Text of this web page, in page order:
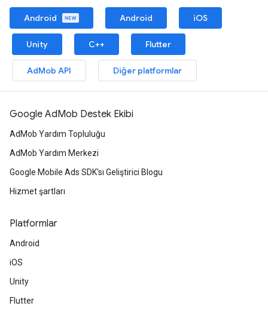
Android Android iOS
Unity C++ Flutter
AdMob API Diğer platformlar
Google AdMob Destek Ekibi
AdMob Yardım Topluluğu
AdMob Yardım Merkezi
Google Mobile Ads SDK'sı Geliştirici Blogu
Hizmet şartları
Platformlar
Android
iOS
Unity
Flutter